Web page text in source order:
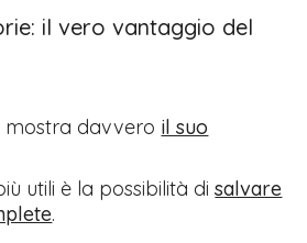
il vero vantaggio del
mostra davvero il suo
utili è la possibilità disalvare
.